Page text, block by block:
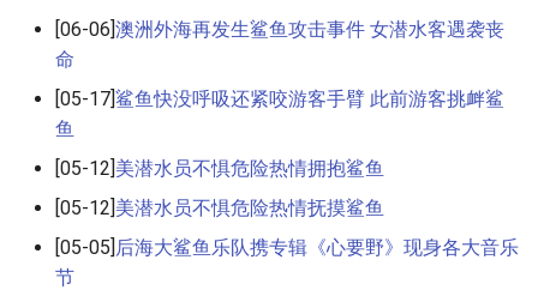
[06-06]澳洲外海再发生鲨鱼攻击事件 女潜水客遇袭丧
命
[05-17]鲨鱼快没呼吸还紧咬游客手臂 此前游客挑衅鲨
鱼
[05-12]美潜水员不惧危险热情拥抱鲨鱼
[05-12]美潜水员不惧危险热情抚摸鲨鱼
[05-05] 后海大鲨鱼乐队携专辑《心要野》现身各大音乐
节